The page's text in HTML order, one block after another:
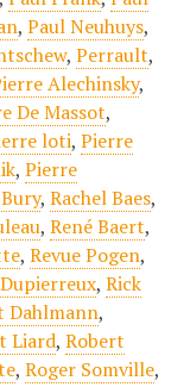
, Paul Neuhuys,
, Perrault,
Alechinsky,
De Massot,
loti, Pierre
, Pierre
, Rachel Baes,
, René Baert,
, Revue Pogen,
, Rick
Dahlmann,
Liard, Robert
, Roger Somville,